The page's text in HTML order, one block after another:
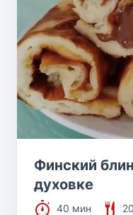
Финский
духовке
40 мин